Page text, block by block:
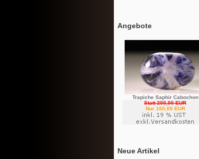
Angebote
Trapiche Saphir Cabochon
Statt 200,00 EUR
Nur 160,00 EUR
Neue Artikel